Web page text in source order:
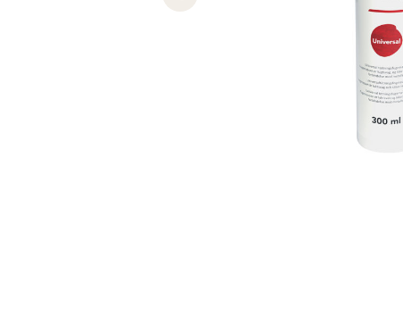
Previous slide